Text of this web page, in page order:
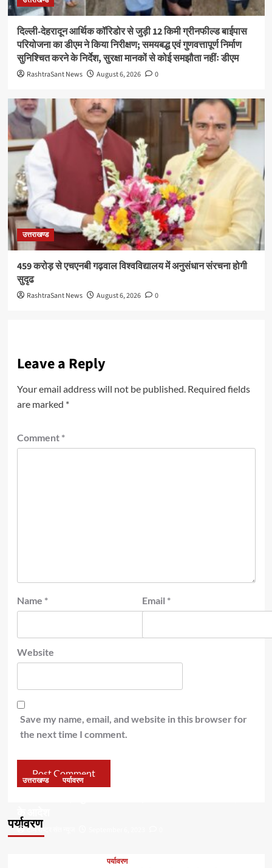
दिल्ली-देहरादून आर्थिक कॉरिडोर से जुड़ी 12 किमी ग्रीनफील्ड बाईपास
परियोजना का डीएम ने किया निरीक्षण; समयबद्ध एवं गुणवत्तापूर्ण निर्माण
सुनिश्चित करने के निर्देश, सुरक्षा मानकों से कोई समझौता नहींः डीएम
RashtraSant News August 6, 2026 0
उत्तराखण्ड
459 करोड़ से एचएनबी गढ़वाल विश्वविद्यालय में अनुसंधान संरचना होगी
सुदृढ
RashtraSant News August 6, 2026 0
Leave a Reply
Your email address will not be published. Required fields
are marked *
Comment *
Name * Email *
Website
Save my name, email, and website in this browser for
the next time I comment.
पर्यावरण
उत्तराखण्ड पर्यावरण
के आदेश
टीम राष्ट्र संत न्यूज
पर्यावरण